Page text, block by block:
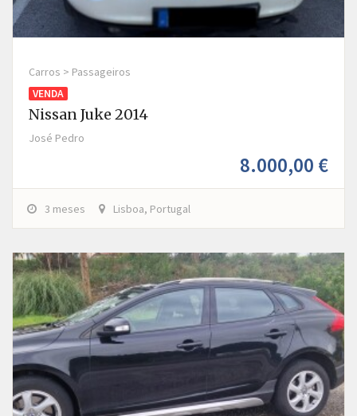
Carros > Passageiros
VENDA
Nissan Juke 2014
José Pedro
8.000,00 €
3 meses Lisboa, Portugal